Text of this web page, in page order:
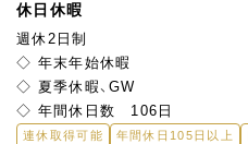
休日休暇
週休2日制
◇ 年末年始休暇
◇ 夏季休暇、GW
◇ 年間休日数 106日
連休取得可能 年間休日105日以上